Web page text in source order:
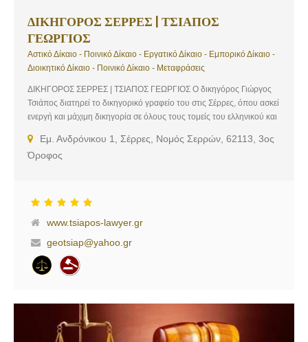
ΔΙΚΗΓΟΡΟΣ ΣΕΡΡΕΣ | ΤΣΙΑΠΟΣ
ΓΕΩΡΓΙΟΣ
Αστικό Δίκαιο - Ποινικό Δίκαιο - Εργατικό Δίκαιο - Εμπορικό Δίκαιο -
Διοικητικό Δίκαιο - Ποινικό Δίκαιο - Μεταφράσεις
ΔΙΚΗΓΟΡΟΣ ΣΕΡΡΕΣ | ΤΣΙΑΠΟΣ ΓΕΩΡΓΙΟΣ Ο δικηγόρος Γιώργος
Τσιάπος διατηρεί το δικηγορικό γραφείο του στις Σέρρες, όπου ασκεί
ενεργή και μάχιμη δικηγορία σε όλους τους τομείς του ελληνικού και
κατάρτιση και ειδίκευση, παρέχει νομικές συμβουλές και υπηρεσίες,
εκπροσωπώντας τόσο φυσικά πρόσωπα (ιδιώτες), όσο και νομικά
ακολούθησε μεταπτυχιακές σπουδές στο Εμπορικό Δίκαιο και από
Commercial Law (Master of Laws), από το Πανεπιστήμιο Cardiff –
School of Law.Χάρη στην άριστη κατάρτιση και την καθημερινή
ενασχόλησή του με ποικίλα θέματα του ελληνικού και κοινοτικού
νομικού πλέγματος, ο δικηγόρος Γιώργος Τσιάπος διαθέτει
νομοθεσίας και, ειδικότερα, στο αστικό, εμπορικό, τραπεζικό,
κληρονομικό, εργατικό και οικογενειακό δίκαιο, στο δίκαιο εταιρειών
& επιχειρήσεων και στο δίκαιο της αναγκαστικής εκτέλεσης.
Εμ. Ανδρόνικου 1, Σέρρες, Νομός Σερρών, 62113, 3ος
Όροφος
www.tsiapos-lawyer.gr
geotsiap@yahoo.gr